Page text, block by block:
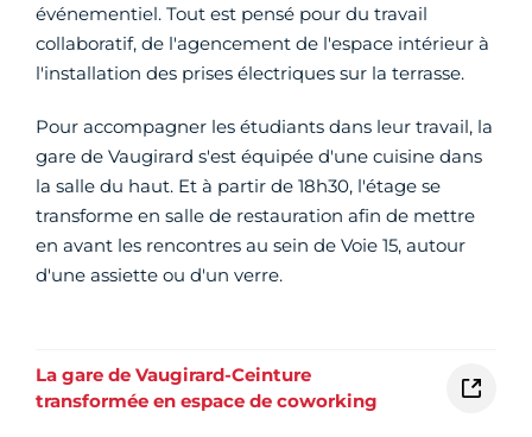
événementiel. Tout est pensé pour du travail
collaboratif, de l'agencement de l'espace intérieur à
l'installation des prises électriques sur la terrasse.
Pour accompagner les étudiants dans leur travail, la
gare de Vaugirard s'est équipée d'une cuisine dans
la salle du haut. Et à partir de 18h30, l'étage se
transforme en salle de restauration afin de mettre
en avant les rencontres au sein de Voie 15, autour
d'une assiette ou d'un verre.
La gare de Vaugirard-Ceinture
transformée en espace de coworking